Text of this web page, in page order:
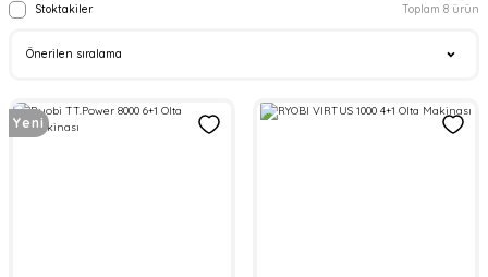
Stoktakiler Toplam 8 ürün
Yeni